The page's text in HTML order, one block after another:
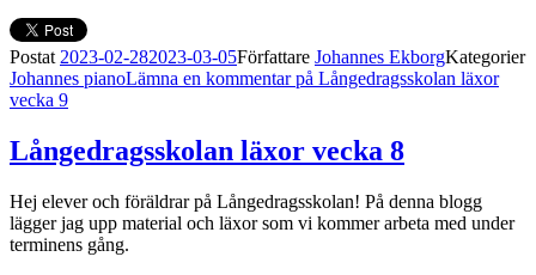
Postat 2023-02-282023-03-05Författare Johannes EkborgKategorier
Johannes pianoLämna en kommentarpå Långedragsskolan läxor
vecka 9
Långedragsskolan läxor vecka 8
Hej elever och föräldrar på Långedragsskolan! På denna blogg
lägger jag upp material och läxor som vi kommer arbeta med under
terminens gång.